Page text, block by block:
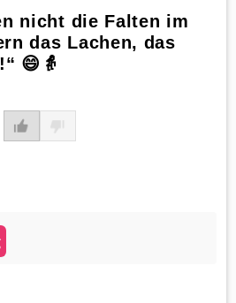
nicht die Falten im
das Lachen, das
😄👵